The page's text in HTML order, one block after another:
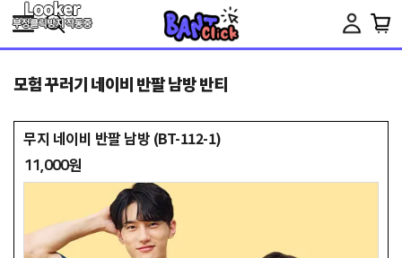
Toggle
모험 꾸러기 네이비 반팔 남방 반티
무지 네이비 반팔 남방 (BT-112-1)
11,000원